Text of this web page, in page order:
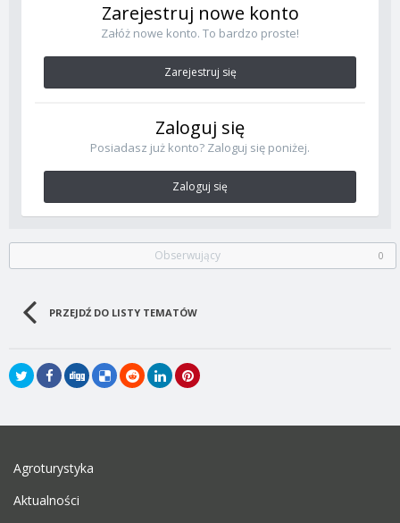
Zarejestruj nowe konto
Załóż nowe konto. To bardzo proste!
Zarejestruj się
Zaloguj się
Posiadasz już konto? Zaloguj się poniżej.
Zaloguj się
Obserwujący 0
PRZEJDŹ DO LISTY TEMATÓW
Agroturystyka
Aktualności